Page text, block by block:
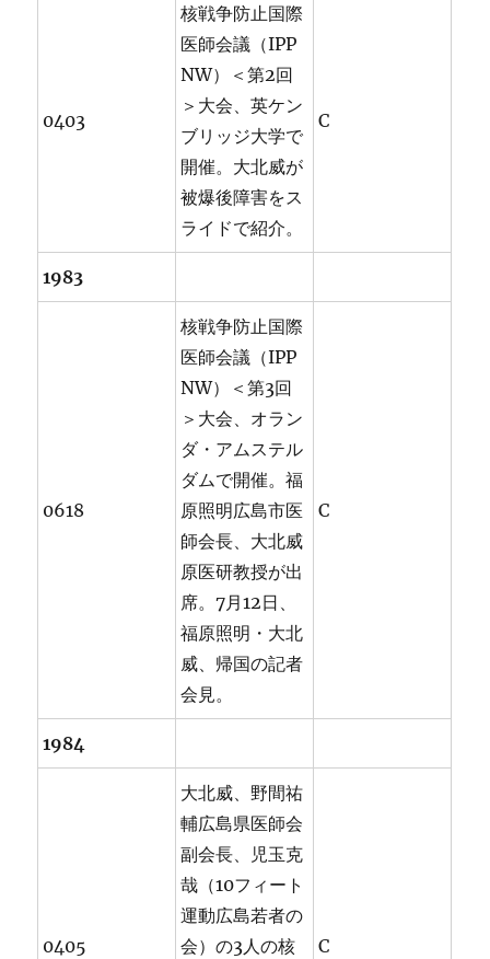
0403
核戦争防止国際
医師会議（IPP
NW）＜第2回
＞大会、英ケン
ブリッジ大学で
開催。大北威が
被爆後障害をス
ライドで紹介。
C
1983
0618
核戦争防止国際
医師会議（IPP
NW）＜第3回
＞大会、オラン
ダ・アムステル
ダムで開催。福
原照明広島市医
師会長、大北威
原医研教授が出
席。7月12日、
福原照明・大北
威、帰国の記者
会見。
C
1984
0405
大北威、野間祐
輔広島県医師会
副会長、児玉克
哉（10フィート
運動広島若者の
会）の3人の核
C